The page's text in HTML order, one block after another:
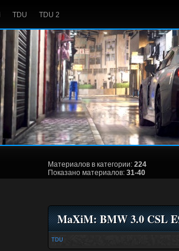
TDU TDU 2
Материалов в категории: 224
Показано материалов: 31-40
MaXiM: BMW 3.0 CSL
TDU